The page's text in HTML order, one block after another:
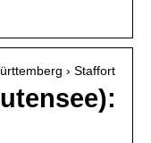
› Staffort